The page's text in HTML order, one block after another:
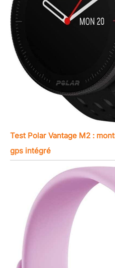
Test Polar Vantage M2 :
gps intégré